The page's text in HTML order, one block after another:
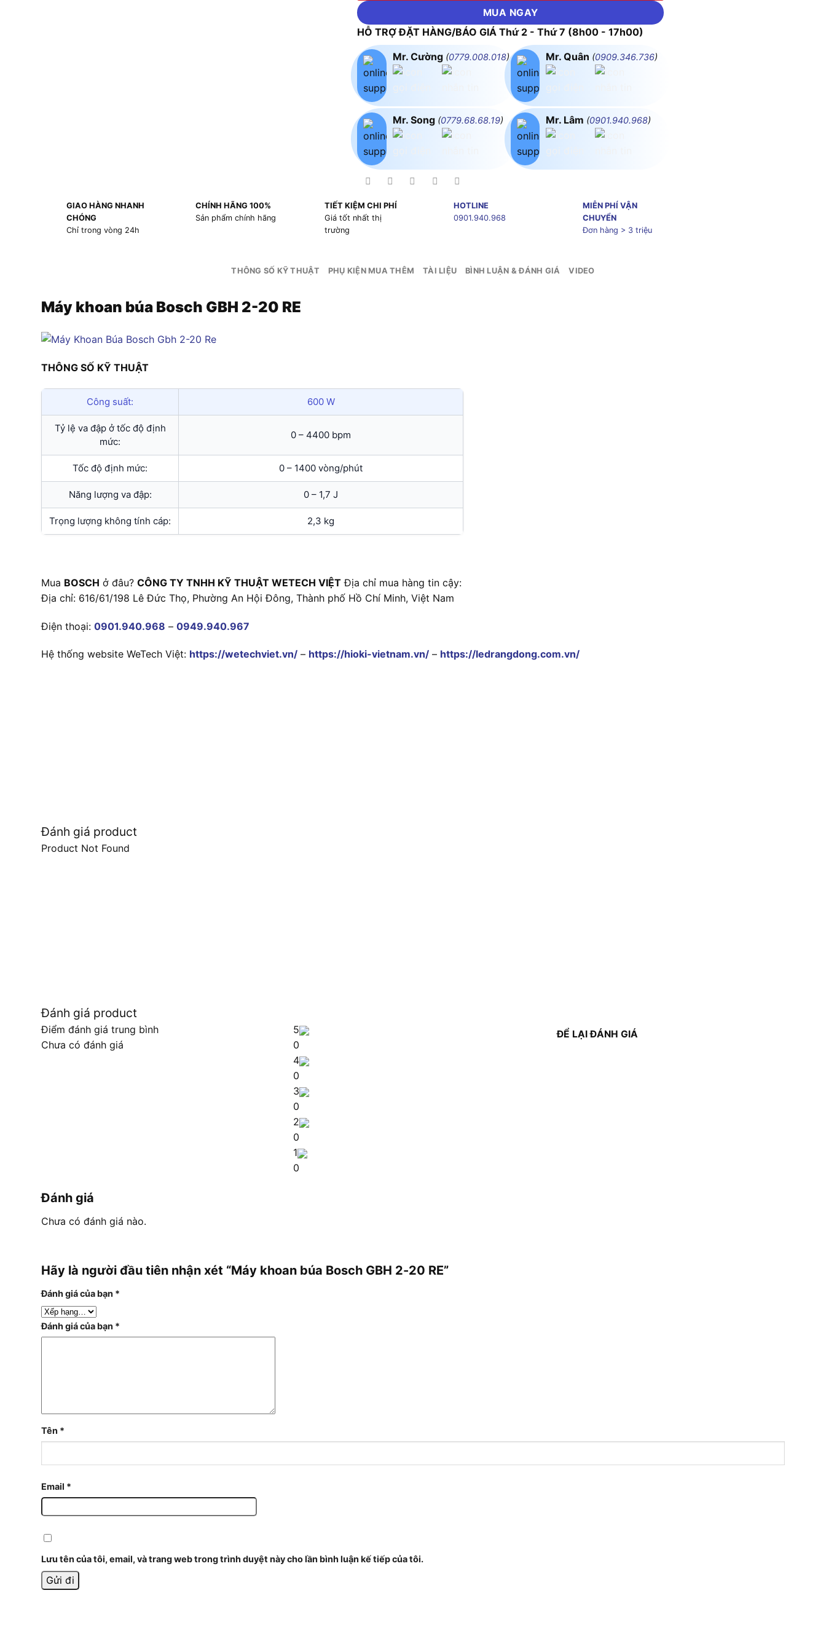
MUA NGAY
HỖ TRỢ ĐẶT HÀNG/BÁO GIÁ Thứ 2 - Thứ 7 (8h00 - 17h00)
Mr. Cường (0779.008.018)
Mr. Song (0779.68.68.19)
Mr. Quân (0909.346.736)
Mr. Lâm (0901.940.968)
GIAO HÀNG NHANH
CHÓNG
Chỉ trong vòng 24h
CHÍNH HÃNG 100%
Sản phẩm chính hãng
TIẾT KIỆM CHI PHÍ
Giá tốt nhất thị
trường
HOTLINE
0901.940.968
MIỄN PHÍ VẬN
CHUYỂN
Đơn hàng > 3 triệu
THÔNG SỐ KỸ THUẬT PHỤ KIỆN MUA THÊM TÀI LIỆU BÌNH LUẬN & ĐÁNH GIÁ VIDEO
Máy khoan búa Bosch GBH 2-20 RE
THÔNG SỐ KỸ THUẬT
Công suất: 600 W
Tỷ lệ va đập ở tốc độ định
mức:
0 – 4400 bpm
Tốc độ định mức: 0 – 1400 vòng/phút
Năng lượng va đập: 0 – 1,7 J
Trọng lượng không tính cáp: 2,3 kg
Mua BOSCH ở đâu? CÔNG TY TNHH KỸ THUẬT WETECH VIỆT Địa chỉ mua hàng tin cậy:
Địa chỉ: 616/61/198 Lê Đức Thọ, Phường An Hội Đông, Thành phố Hồ Chí Minh, Việt Nam
Điện thoại: 0901.940.968 – 0949.940.967
Hệ thống website WeTech Việt: https://wetechviet.vn/ – https://hioki-vietnam.vn/ – https://ledrangdong.com.vn/
Đánh giá product
Product Not Found
Đánh giá product
Điểm đánh giá trung bình
Chưa có đánh giá
5
0
4
0
3
0
2
0
1
0
ĐỂ LẠI ĐÁNH GIÁ
Đánh giá
Chưa có đánh giá nào.
Hãy là người đầu tiên nhận xét “Máy khoan búa Bosch GBH 2-20 RE”
Đánh giá của bạn *
Đánh giá của bạn *
Tên *
Email *
Lưu tên của tôi, email, và trang web trong trình duyệt này cho lần bình luận kế tiếp của tôi.